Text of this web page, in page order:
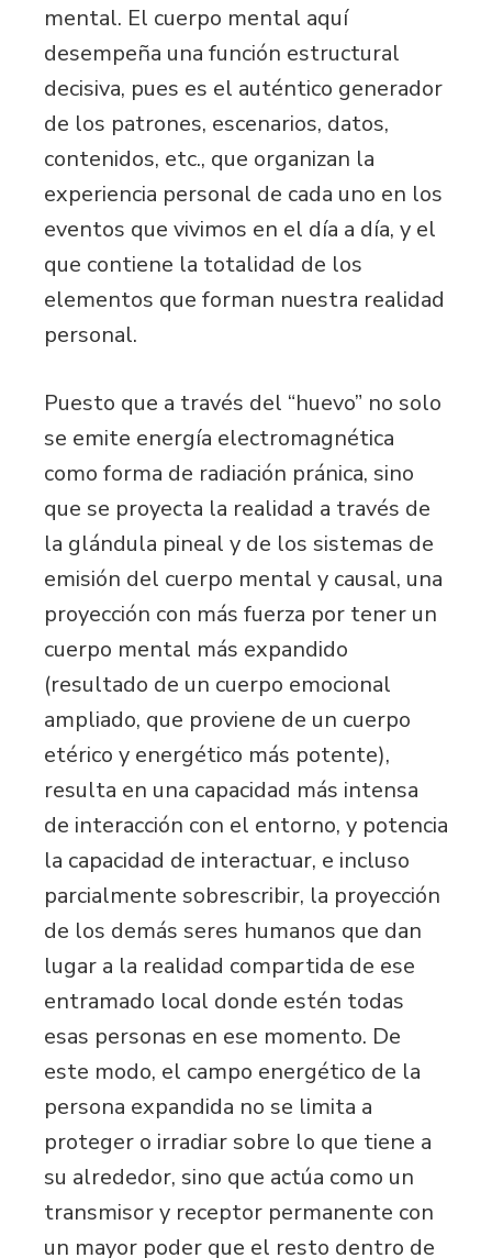
mental. El cuerpo mental aquí
desempeña una función estructural
decisiva, pues es el auténtico generador
de los patrones, escenarios, datos,
contenidos, etc., que organizan la
experiencia personal de cada uno en los
eventos que vivimos en el día a día, y el
que contiene la totalidad de los
elementos que forman nuestra realidad
personal.
Puesto que a través del “huevo” no solo
se emite energía electromagnética
como forma de radiación pránica, sino
que se proyecta la realidad a través de
la glándula pineal y de los sistemas de
emisión del cuerpo mental y causal, una
proyección con más fuerza por tener un
cuerpo mental más expandido
(resultado de un cuerpo emocional
ampliado, que proviene de un cuerpo
etérico y energético más potente),
resulta en una capacidad más intensa
de interacción con el entorno, y potencia
la capacidad de interactuar, e incluso
parcialmente sobrescribir, la proyección
de los demás seres humanos que dan
lugar a la realidad compartida de ese
entramado local donde estén todas
esas personas en ese momento. De
este modo, el campo energético de la
persona expandida no se limita a
proteger o irradiar sobre lo que tiene a
su alrededor, sino que actúa como un
transmisor y receptor permanente con
un mayor poder que el resto dentro de